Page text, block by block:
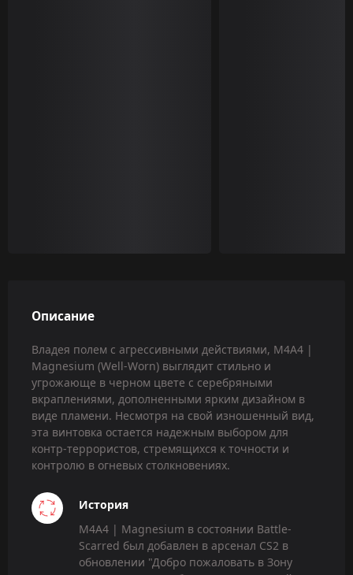
Описание
Владея полем с агрессивными действиями, M4A4 |
Magnesium (Well-Worn) выглядит стильно и
угрожающе в черном цвете с серебряными
вкраплениями, дополненными ярким дизайном в
виде пламени. Несмотря на свой изношенный вид,
эта винтовка остается надежным выбором для
контр-террористов, стремящихся к точности и
контролю в огневых столкновениях.
История
M4A4 | Magnesium в состоянии Battle-
Scarred был добавлен в арсенал CS2 в
обновлении "Добро пожаловать в Зону